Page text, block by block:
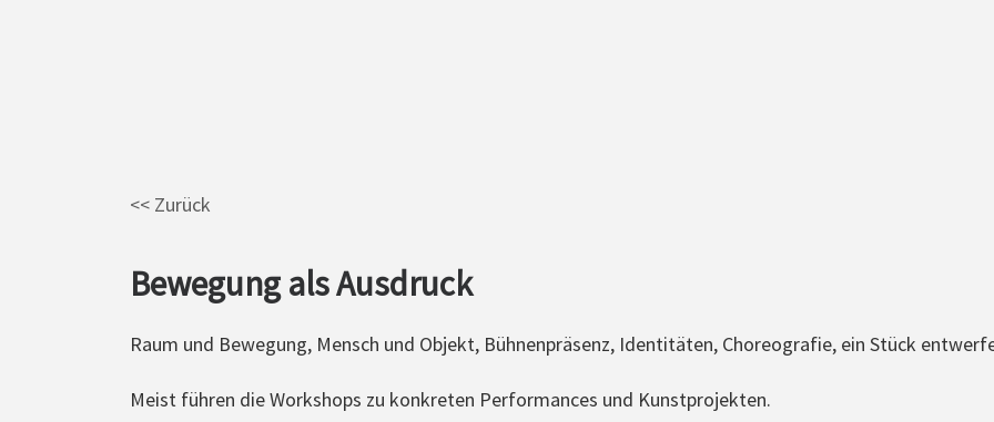
<< Zurück
Bewegung als Ausdruck
Raum und Bewegung, Mensch und Objekt, Bühnenpräsenz, Identitäten, Choreografie, ein Stück
Meist führen die Workshops zu konkreten Performances und Kunstprojekten.